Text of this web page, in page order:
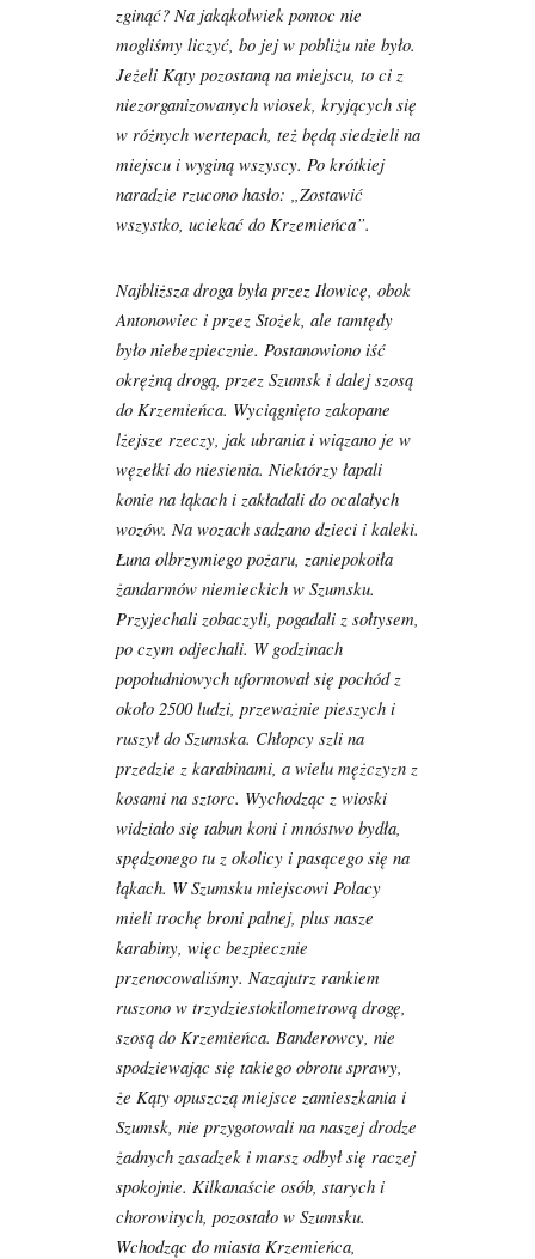
zginąć? Na jakąkolwiek pomoc nie
mogliśmy liczyć, bo jej w pobliżu nie było.
Jeżeli Kąty pozostaną na miejscu, to ci z
niezorganizowanych wiosek, kryjących się
w różnych wertepach, też będą siedzieli na
miejscu i wyginą wszyscy. Po krótkiej
naradzie rzucono hasło: „Zostawić
wszystko, uciekać do Krzemieńca”.
Najbliższa droga była przez Iłowicę, obok
Antonowiec i przez Stożek, ale tamtędy
było niebezpiecznie. Postanowiono iść
okrężną drogą, przez Szumsk i dalej szosą
do Krzemieńca. Wyciągnięto zakopane
lżejsze rzeczy, jak ubrania i wiązano je w
węzełki do niesienia. Niektórzy łapali
konie na łąkach i zakładali do ocalałych
wozów. Na wozach sadzano dzieci i kaleki.
Łuna olbrzymiego pożaru, zaniepokoiła
żandarmów niemieckich w Szumsku.
Przyjechali zobaczyli, pogadali z sołtysem,
po czym odjechali. W godzinach
popołudniowych uformował się pochód z
około 2500 ludzi, przeważnie pieszych i
ruszył do Szumska. Chłopcy szli na
przedzie z karabinami, a wielu mężczyzn z
kosami na sztorc. Wychodząc z wioski
widziało się tabun koni i mnóstwo bydła,
spędzonego tu z okolicy i pasącego się na
łąkach. W Szumsku miejscowi Polacy
mieli trochę broni palnej, plus nasze
karabiny, więc bezpiecznie
przenocowaliśmy. Nazajutrz rankiem
ruszono w trzydziestokilometrową drogę,
szosą do Krzemieńca. Banderowcy, nie
spodziewając się takiego obrotu sprawy,
że Kąty opuszczą miejsce zamieszkania i
Szumsk, nie przygotowali na naszej drodze
żadnych zasadzek i marsz odbył się raczej
spokojnie. Kilkanaście osób, starych i
chorowitych, pozostało w Szumsku.
Wchodząc do miasta Krzemieńca,